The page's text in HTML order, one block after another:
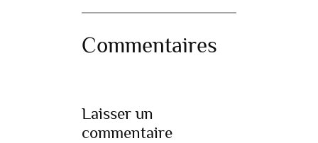
Commentaires
Laisser un
commentaire